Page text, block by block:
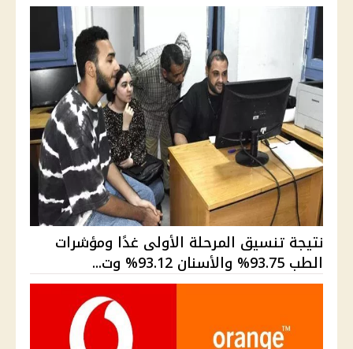
نتيجة تنسيق المرحلة الأولى غدًا ومؤشرات
الطب 93.75% والأسنان 93.12% وت...